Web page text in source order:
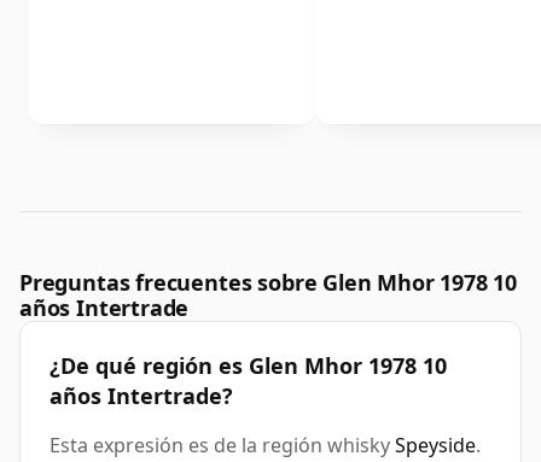
Preguntas frecuentes sobre Glen Mhor 1978 10
años Intertrade
¿De qué región es Glen Mhor 1978 10
años Intertrade?
Esta expresión es de la región whiskySpeyside.